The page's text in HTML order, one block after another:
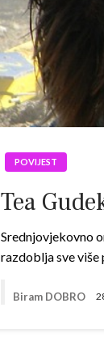
POVIJEST
Tea
Srednjovjekovno
razdoblja sve
Biram DOBRO